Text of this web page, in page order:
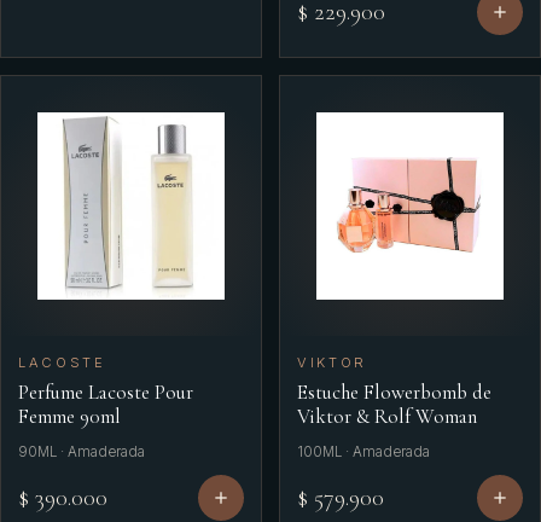
$ 229.900
LACOSTE
Perfume Lacoste Pour
Femme 90ml
90ML · Amaderada
$ 390.000
VIKTOR
Estuche Flowerbomb de
Viktor & Rolf Woman
100ML · Amaderada
$ 579.900